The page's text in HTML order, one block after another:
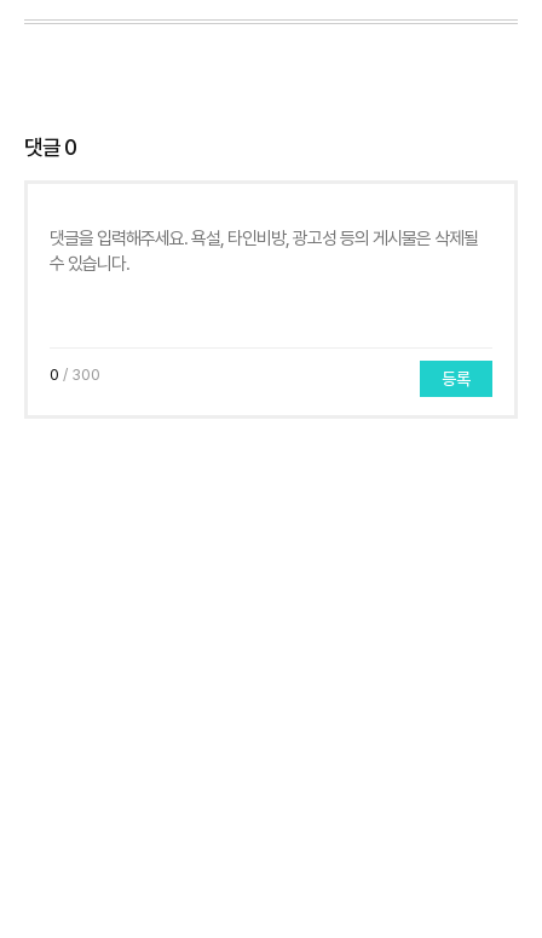
댓글0
0 / 300 등록